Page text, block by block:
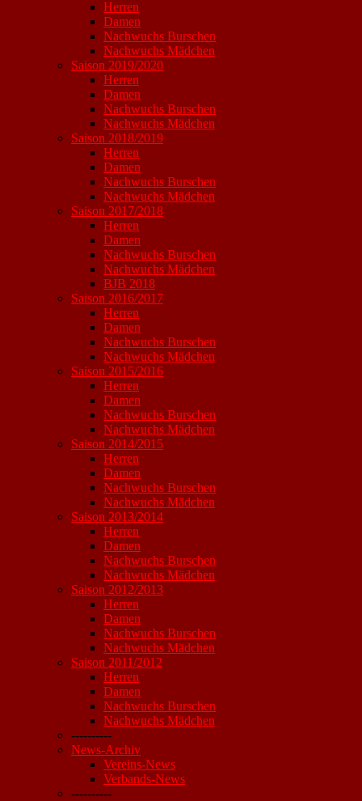
Herren
Damen
Nachwuchs Burschen
Nachwuchs Mädchen
Saison 2019/2020
Herren
Damen
Nachwuchs Burschen
Nachwuchs Mädchen
Saison 2018/2019
Herren
Damen
Nachwuchs Burschen
Nachwuchs Mädchen
Saison 2017/2018
Herren
Damen
Nachwuchs Burschen
Nachwuchs Mädchen
BJB 2018
Saison 2016/2017
Herren
Damen
Nachwuchs Burschen
Nachwuchs Mädchen
Saison 2015/2016
Herren
Damen
Nachwuchs Burschen
Nachwuchs Mädchen
Saison 2014/2015
Herren
Damen
Nachwuchs Burschen
Nachwuchs Mädchen
Saison 2013/2014
Herren
Damen
Nachwuchs Burschen
Nachwuchs Mädchen
Saison 2012/2013
Herren
Damen
Nachwuchs Burschen
Nachwuchs Mädchen
Saison 2011/2012
Herren
Damen
Nachwuchs Burschen
Nachwuchs Mädchen
----------
News-Archiv
Vereins-News
Verbands-News
----------